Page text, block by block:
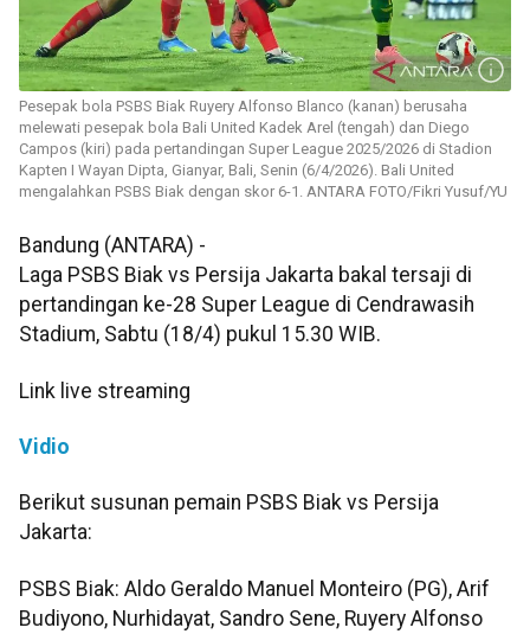
Pesepak bola PSBS Biak Ruyery Alfonso Blanco (kanan) berusaha
melewati pesepak bola Bali United Kadek Arel (tengah) dan Diego
Campos (kiri) pada pertandingan Super League 2025/2026 di Stadion
Kapten I Wayan Dipta, Gianyar, Bali, Senin (6/4/2026). Bali United
mengalahkan PSBS Biak dengan skor 6-1. ANTARA FOTO/Fikri Yusuf/YU
Bandung (ANTARA) -
Laga PSBS Biak vs Persija Jakarta bakal tersaji di
pertandingan ke-28 Super League di Cendrawasih
Stadium, Sabtu (18/4) pukul 15.30 WIB.
Link live streaming
Vidio
Berikut susunan pemain PSBS Biak vs Persija
Jakarta:
PSBS Biak: Aldo Geraldo Manuel Monteiro (PG), Arif
Budiyono, Nurhidayat, Sandro Sene, Ruyery Alfonso